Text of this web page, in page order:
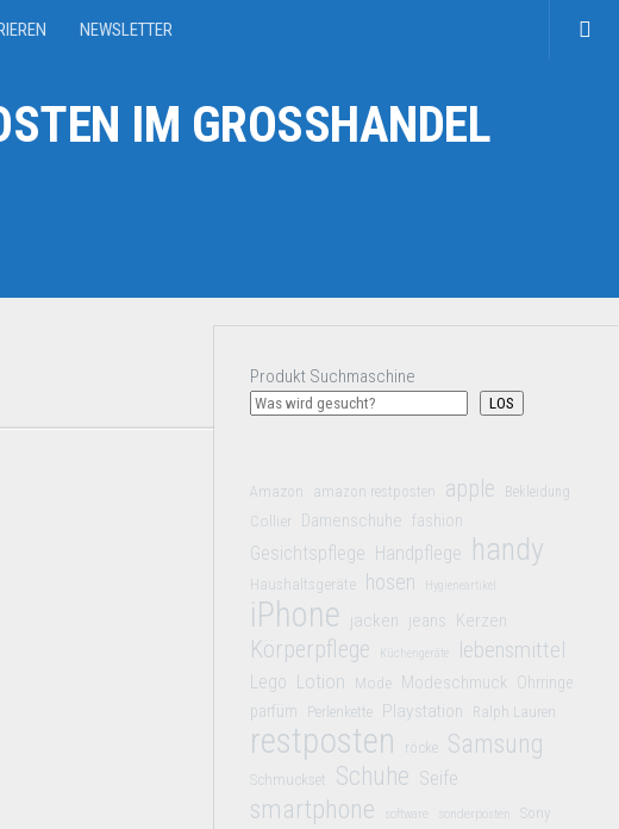
NEWSLETTER
IM GROSSHANDEL
Produkt Suchmaschine
LOS
Amazon amazon restposten apple Bekleidung
Collier Damenschuhe fashion
Gesichtspflege Handpflege handy
Haushaltsgeräte hosen Hygieneartikel
iPhone jacken jeans Kerzen
Körperpflege Küchengeräte lebensmittel
Lego Lotion Mode Modeschmuck Ohrringe
parfüm
Perlenkette Playstation Ralph Lauren
restposten röcke Samsung
Schmuckset Schuhe Seife
smartphone software sonderposten Sony